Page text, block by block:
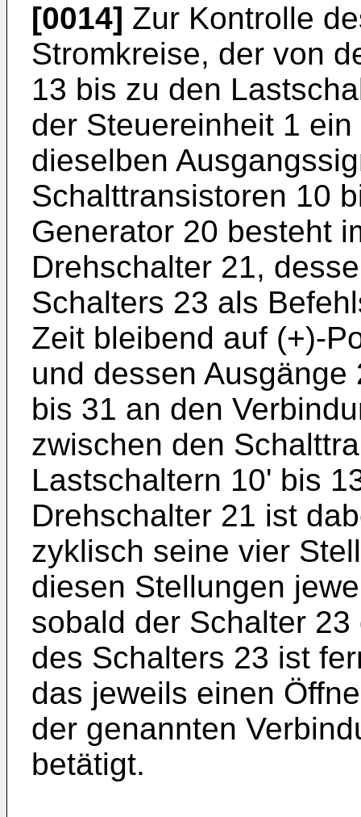
[0014] Zur Kontrolle
Stromkreise, der von
13 bis zu den
der Steuereinheit 1
dieselben
Schalttransistoren 10
Generator 20 besteht
Drehschalter 21,
Schalters 23 als
Zeit bleibend auf (+)-
und dessen
bis 31 an den
zwischen den
Lastschaltern 10' bis
Drehschalter 21 ist
zyklisch seine vier
diesen Stellungen
sobald der Schalter
des Schalters 23 ist
das jeweils einen
der genannten
betätigt.